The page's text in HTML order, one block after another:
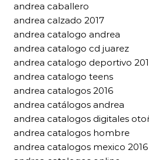
andrea caballero
andrea calzado 2017
andrea catalogo andrea
andrea catalogo cd juarez
andrea catalogo deportivo
andrea catalogo teens
andrea catalogos 2016
andrea catálogos andrea
andrea catalogos digitales
andrea catalogos hombre
andrea catalogos mexico 2016